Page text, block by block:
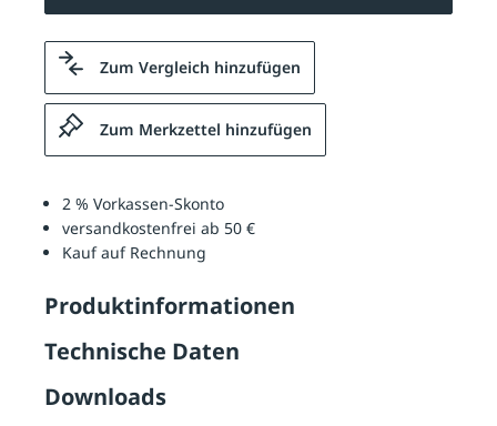
Zum Vergleich hinzufügen
Zum Merkzettel hinzufügen
2 % Vorkassen-Skonto
versandkostenfrei ab 50 €
Kauf auf Rechnung
Produktinformationen
Technische Daten
Downloads